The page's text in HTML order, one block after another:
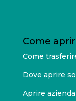
Come
Come
Dove aprire
Aprire